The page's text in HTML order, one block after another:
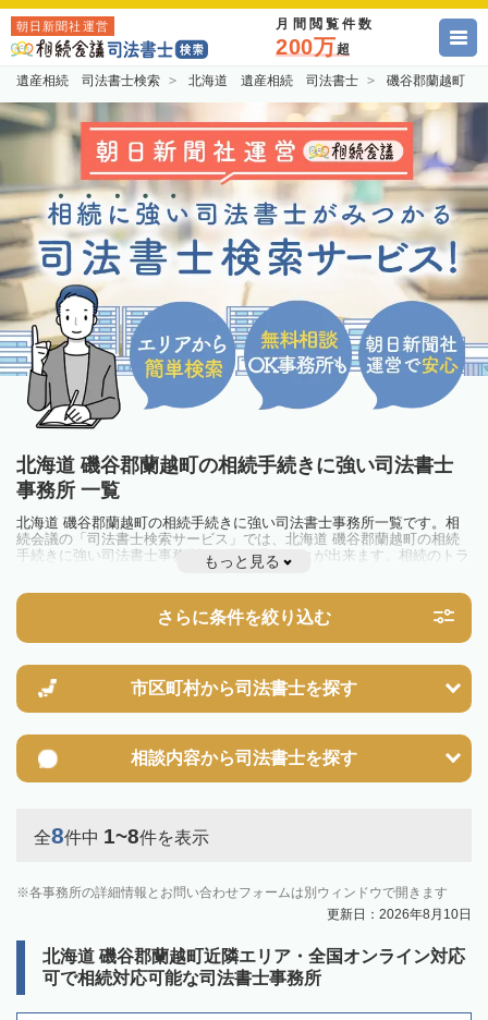
朝日新聞社運営 月間閲覧件数
200万超
遺産相続 司法書士検索 北海道 遺産相続 司法書士 磯谷郡蘭越町
北海道 磯谷郡蘭越町の相続手続きに強い司法書士
事務所 一覧
北海道 磯谷郡蘭越町の相続手続きに強い司法書士事務所一覧です。相
続会議の「司法書士検索サービス」では、北海道 磯谷郡蘭越町の相続
手続きに強い司法書士事務所を一覧で見ることが出来ます。相続のトラ
ブルやお悩みを抱えている方は一度近隣の司法書士に相談してみましょ
もっと見る
さらに条件を絞り込む
市区町村から司法書士を探す
相談内容から司法書士を探す
全8件中 1~8件を表示
各事務所の詳細情報とお問い合わせフォームは別ウィンドウで開きます
更新日：2026年8月10日
北海道 磯谷郡蘭越町近隣エリア・全国オンライン対応
可で相続対応可能な司法書士事務所